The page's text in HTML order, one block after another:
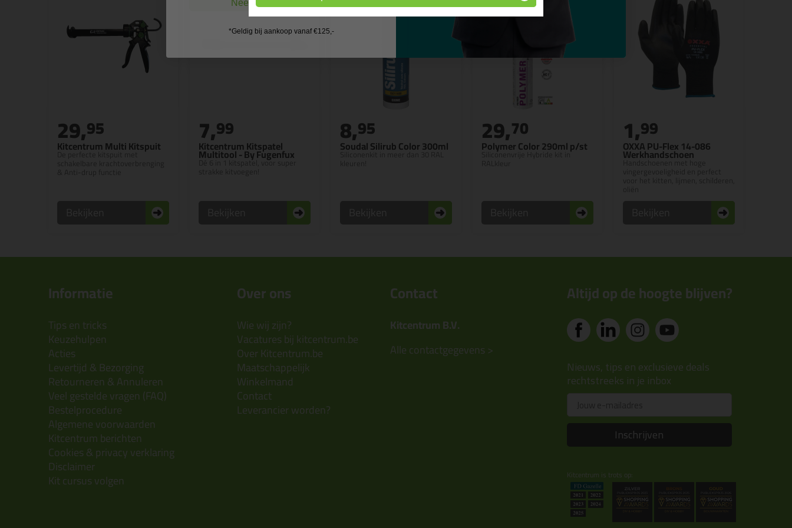
Kitcentrum Multi Kitspuit
De perfecte kitspuit met
29,95
Kitcentrum Kitspatel
Multitool - By Fugenfux
Dé 6 in 1 kitspatel, voor super
7,99
Soudal Silirub Color 300ml
Siliconenkit in meer dan 30 RAL
8,95
Polymer Color 290ml p/st
Siliconenvrije Hybride kit in
29,70
OXXA PU-Flex 14-086
Werkhandschoen
Handschoenen met hoge
1,99
Informatie
Tips en tricks
Keuzehulpen
Acties
Levertijd & Bezorging
Retourneren & Annuleren
Veel gestelde vragen (FAQ)
Bestelprocedure
Algemene voorwaarden
Kitcentrum berichten
Cookies & privacy verklaring
Disclaimer
Kit cursus volgen
Over ons
Wie wij zijn?
Vacatures bij kitcentrum.be
Over Kitcentrum.be
Maatschappelijk
Winkelmand
Contact
Leverancier worden?
Contact
Kitcentrum B.V.
Alle contactgegevens >
Altijd op de hoogte blijven?
Nieuws, tips en exclusieve deals
rechtstreeks in je inbox
Inschrijven
Kitcentrum is trots op:
Nee, ik wil geen cadeau
*Geldig bij aankoop vanaf €125,-